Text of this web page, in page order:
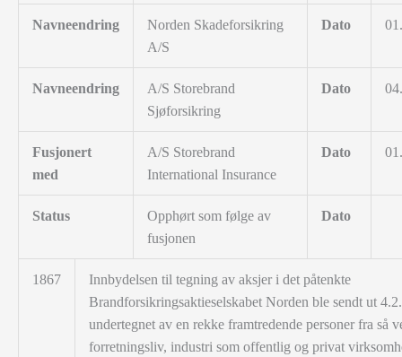
Navneendring
Norden Skadeforsikring
A/S
Dato
Navneendring
A/S Storebrand
Sjøforsikring
Dato
Fusjonert
med
A/S Storebrand
International Insurance
Dato
Status
Opphørt som følge av
fusjonen
Dato
1867
Innbydelsen til tegning av aksjer i det påtenkte
Brandforsikringsaktieselskabet Norden ble sendt ut
undertegnet av en rekke framtredende personer fra så
forretningsliv, industri som offentlig og privat